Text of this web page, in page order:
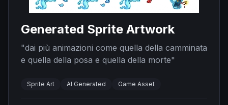
Generated Sprite Artwork
"dai più animazioni come quella della camminata
e quella della posa e quella della morte"
Sprite Art AI Generated Game Asset